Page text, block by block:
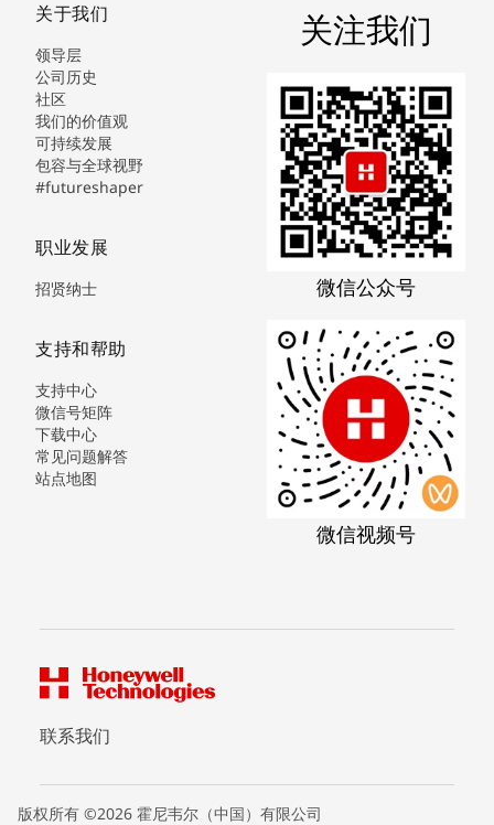
关于我们
领导层
公司历史
社区
我们的价值观
可持续发展
包容与全球视野
#futureshaper
职业发展
招贤纳士
支持和帮助
支持中心
微信号矩阵
下载中心
常见问题解答
站点地图
关注我们
微信公众号
微信视频号
联系我们
版权所有 ©2026 霍尼韦尔（中国）有限公司